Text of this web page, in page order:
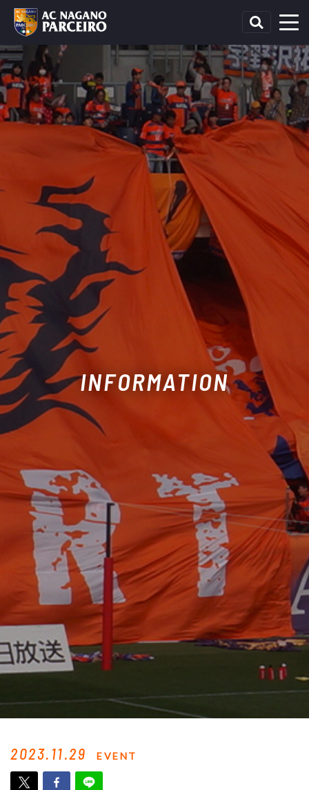
INFORMATION
2023.11.29 EVENT